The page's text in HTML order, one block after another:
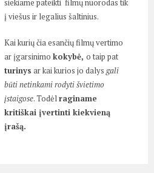
siekiame pateikti filmų nuorodas tik
į viešus ir legalius šaltinius.
Kai kurių čia esančių filmų vertimo
ar įgarsinimokokybė,o taip pat
turinys ar kai kurios jo dalysgali
būti netinkami rodyti švietimo
įstaigose. Todėlraginame
kritiškai įvertinti kiekvieną
įrašą.